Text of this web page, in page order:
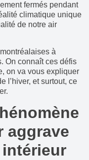
fermés pendant
climatique unique
de notre air
à
On connaît ces défis
on va vous expliquer
l’hiver, et surtout, ce
aggrave
intérieur